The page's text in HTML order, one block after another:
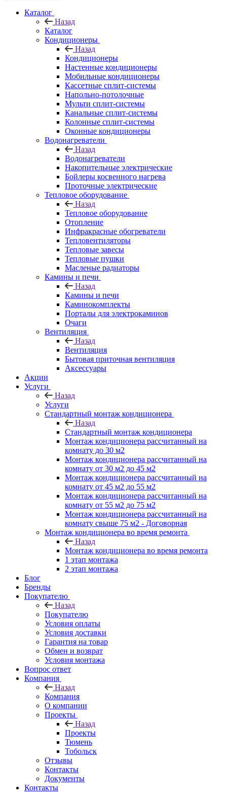
Каталог
Назад
Каталог
Кондиционеры
Назад
Кондиционеры
Настенные кондиционеры
Мобильные кондиционеры
Кассетные сплит-системы
Напольно-потолочные
Мульти сплит-системы
Канальные сплит-системы
Колонные сплит-системы
Оконные кондиционеры
Водонагреватели
Назад
Водонагреватели
Накопительные электрические
Бойлеры косвенного нагрева
Проточные электрические
Тепловое оборудование
Назад
Тепловое оборудование
Отопление
Инфракрасные обогреватели
Тепловентиляторы
Тепловые завесы
Тепловые пушки
Масленые радиаторы
Камины и печи
Назад
Камины и печи
Каминокомплекты
Порталы для электрокаминов
Очаги
Вентиляция
Назад
Вентиляция
Бытовая приточная вентиляция
Аксессуары
Акции
Услуги
Назад
Услуги
Стандартный монтаж кондиционера
Назад
Стандартный монтаж кондиционера
Монтаж кондиционера рассчитанный на
комнату до 30 м2
Монтаж кондиционера рассчитанный на
комнату от 30 м2 до 45 м2
Монтаж кондиционера рассчитанный на
комнату от 45 м2 до 55 м2
Монтаж кондиционера рассчитанный на
комнату от 55 м2 до 75 м2
Монтаж кондиционера рассчитанный на
комнату свыше 75 м2 - Договорная
Монтаж кондиционера во время ремонта
Назад
Монтаж кондиционера во время ремонта
1 этап монтажа
2 этап монтажа
Блог
Бренды
Покупателю
Назад
Покупателю
Условия оплаты
Условия доставки
Гарантия на товар
Обмен и возврат
Условия монтажа
Вопрос ответ
Компания
Назад
Компания
О компании
Проекты
Назад
Проекты
Тюмень
Тобольск
Отзывы
Контакты
Документы
Контакты